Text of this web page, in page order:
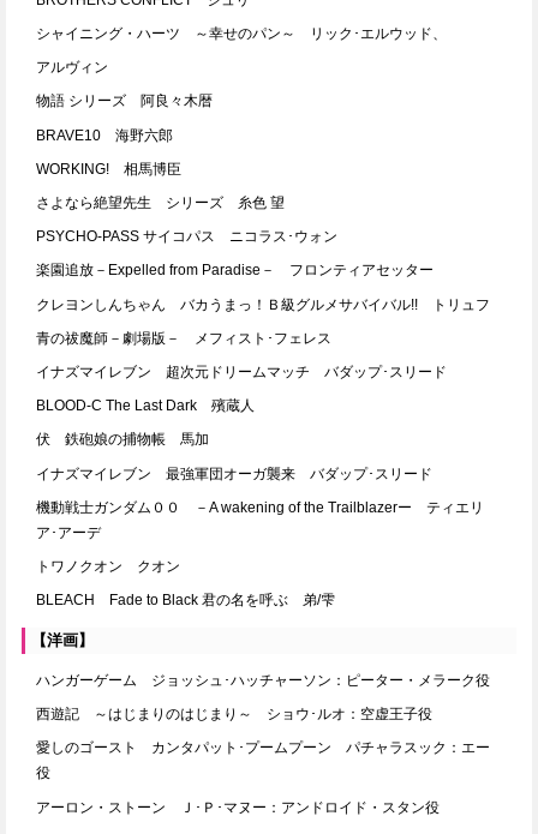
シャイニング・ハーツ ～幸せのパン～ リック･エルウッド、
アルヴィン
物語 シリーズ 阿良々木暦
BRAVE10 海野六郎
WORKING! 相馬博臣
さよなら絶望先生 シリーズ 糸色 望
PSYCHO-PASS サイコパス ニコラス･ウォン
楽園追放－Expelled from Paradise－ フロンティアセッター
クレヨンしんちゃん バカうまっ！Ｂ級グルメサバイバル!! トリュフ
青の祓魔師－劇場版－ メフィスト･フェレス
イナズマイレブン 超次元ドリームマッチ バダップ･スリード
BLOOD-C The Last Dark 殯蔵人
伏 鉄砲娘の捕物帳 馬加
イナズマイレブン 最強軍団オーガ襲来 バダップ･スリード
機動戦士ガンダム００ －A wakening of the Trailblazerー ティエリ
ア･アーデ
トワノクオン クオン
BLEACH Fade to Black 君の名を呼ぶ 弟/雫
【洋画】
ハンガーゲーム ジョッシュ･ハッチャーソン：ピーター・メラーク役
西遊記 ～はじまりのはじまり～ ショウ･ルオ：空虚王子役
愛しのゴースト カンタパット･プームプーン パチャラスック：エー
役
アーロン・ストーン Ｊ･Ｐ･マヌー：アンドロイド・スタン役